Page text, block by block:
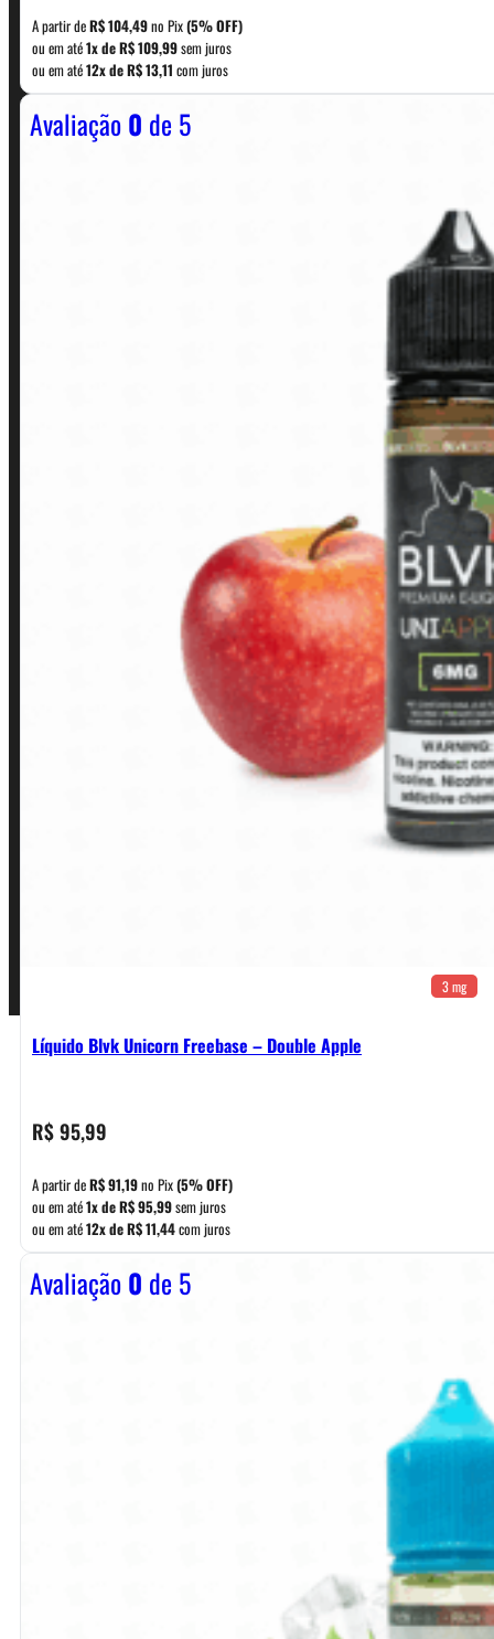
A partir deR$104,49no Pix(5% OFF)
ou em até1x deR$109,99sem juros
ou em até12x deR$13,11 com juros
Avaliação0 de 5
3 mg
Líquido Blvk Unicorn Freebase – Double Apple
R$95,99
A partir deR$91,19no Pix(5% OFF)
ou em até1x deR$95,99sem juros
ou em até12x deR$11,44com juros
Avaliação0 de 5
WhatsApp: (11) 5229-0120
Horário: Política de Horario e Fretes
Política de Privacidade
Política de Frete e Pagamento
Política de Garantia, Reembolso e Devolução